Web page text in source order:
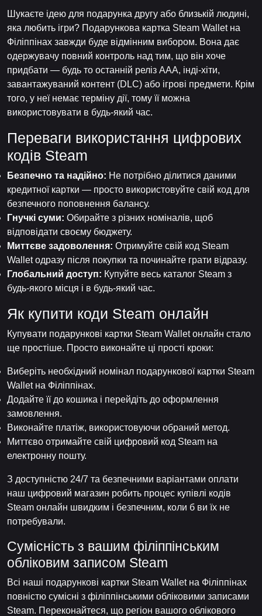
Шукаєте ідею для подарунка другу або близькій людині,
яка любить ігри? Подарункова картка Steam Wallet на
Філіппінах завжди буде відмінним вибором. Вона дає
одержувачу повний контроль над тим, що він хоче
придбати — будь то останній реліз AAA, інді-хіти,
завантажуваний контент (DLC) або ігрові предмети. Крім
того, у неї немає терміну дії, тому її можна
використовувати в будь-який час.
Переваги використання цифрових
кодів Steam
Безпечно та надійно: Не потрібно ділитися даними
кредитної картки — просто використовуйте свій код для
безпечного поповнення балансу.
Гнучкі суми: Обирайте з різних номіналів, щоб
відповідати своєму бюджету.
Миттєве задоволення: Отримуйте свій код Steam
Wallet одразу після покупки та починайте грати відразу.
Глобальний доступ: Купуйте весь каталог Steam з
будь-якого місця і в будь-який час.
Як купити коди Steam онлайн
Купувати подарункові картки Steam Wallet онлайн стало
ще простіше. Просто виконайте ці прості кроки:
Виберіть необхідний номінал подарункової картки Steam
Wallet на Філіппінах.
Додайте її до кошика і перейдіть до оформлення
замовлення.
Виконайте платіж, використовуючи обраний метод.
Миттєво отримайте свій цифровий код Steam на
електронну пошту.
З доступністю 24/7 та безпечними варіантами оплати
наш цифровий магазин робить процес купівлі кодів
Steam онлайн швидким і безпечним, коли б ви їх не
потребували.
Сумісність з вашим філіппінським
обліковим записом Steam
Всі наші подарункові картки Steam Wallet на Філіппінах
повністю сумісні з філіппінськими обліковими записами
Steam. Переконайтеся, що регіон вашого облікового